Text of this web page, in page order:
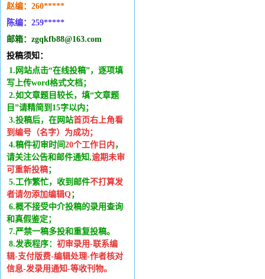
赵编：260*****
陈编：259*****
邮箱：zgqkfb88@163.com
投稿须知：
1.网站点击“在线投稿”，逐项填
写上传word格式文档；
2.如文章题目较长，填“文章题
目”请精简到15字以内；
3.投稿后，在网站首页右上角看
到编号（名字）为成功；
4.稿件初审时间 20个工作日内 ，
请关注公告和邮件通知,逾期未审
可重新投稿；
5.工作繁忙，收到邮件不打算发
者请勿添加编辑Q；
6.概不接受中介投稿的录用查询
和真假鉴定；
7.严禁一稿多投和重复投稿。
8.发表程序： 初审录用-联系编
辑-支付版费-编辑处理-作者核对
信息-发录用通知-等收刊物。